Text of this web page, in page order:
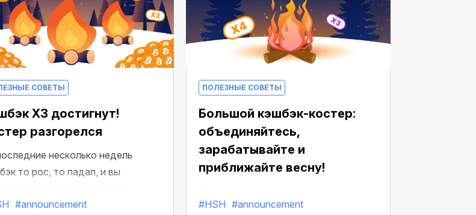
СОВЕТЫ
Х3 достигнут!
разгорелся
несколько недель
то рос, то падал, и вы
Вы достигли кешбэка X3 на
#announcement
ПОЛЕЗНЫЕ СОВЕТЫ
Большой кэшбэк-костер:
объединяйтесь,
зарабатывайте и
приближайте весну!
поход навстречу к весне. Кэшбек-
#HSH #announcement